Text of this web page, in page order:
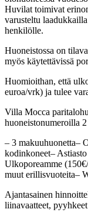
Huvilat toimivat
varusteltu
henkilölle.
Huoneistossa on
myös käytettävissä
Huomioithan, että
euroa/vrk) ja tulee
Villa Mocca
huoneistonumeroilla
– 3 makuuhuonetta–
kodinkoneet–
Ulkoporeamme
muut erillisvuoteita–
Ajantasainen
liinavaatteet,